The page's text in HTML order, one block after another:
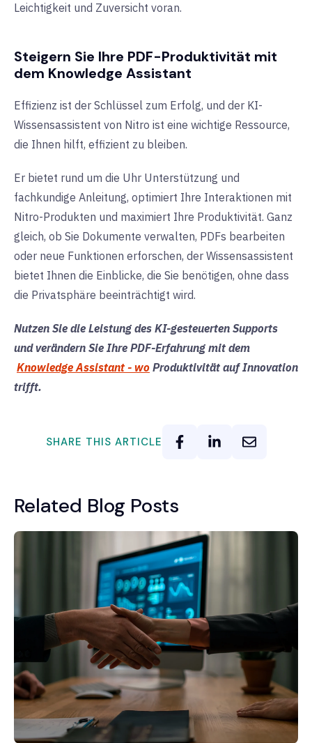
Leichtigkeit und Zuversicht voran.
Steigern Sie Ihre PDF-Produktivität mit
dem Knowledge Assistant
Effizienz ist der Schlüssel zum Erfolg, und der KI-
Wissensassistent von Nitro ist eine wichtige Ressource,
die Ihnen hilft, effizient zu bleiben.
Er bietet rund um die Uhr Unterstützung und
fachkundige Anleitung, optimiert Ihre Interaktionen mit
Nitro-Produkten und maximiert Ihre Produktivität. Ganz
gleich, ob Sie Dokumente verwalten, PDFs bearbeiten
oder neue Funktionen erforschen, der Wissensassistent
bietet Ihnen die Einblicke, die Sie benötigen, ohne dass
die Privatsphäre beeinträchtigt wird.
Nutzen Sie die Leistung des KI-gesteuerten Supports
und verändern Sie Ihre PDF-Erfahrung mit dem
Knowledge Assistant - wo Produktivität auf Innovation
trifft.
SHARE THIS ARTICLE
Related Blog Posts